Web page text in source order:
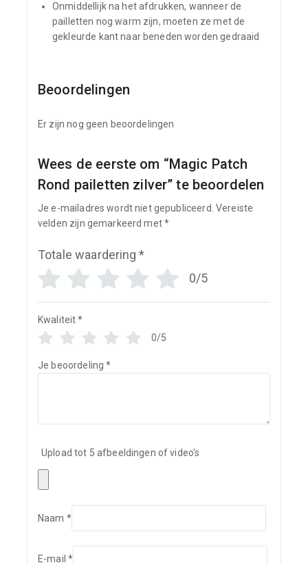
Onmiddellijk na het afdrukken, wanneer de
pailletten nog warm zijn, moeten ze met de
gekleurde kant naar beneden worden gedraaid
Beoordelingen
Er zijn nog geen beoordelingen
Wees de eerste om “Magic Patch
Rond pailetten zilver” te beoordelen
Je e-mailadres wordt niet gepubliceerd. Vereiste
velden zijn gemarkeerd met*
Totale waardering *
0/5
Kwaliteit *
0/5
Je beoordeling*
Upload tot 5 afbeeldingen of video's
Naam *
E-mail*